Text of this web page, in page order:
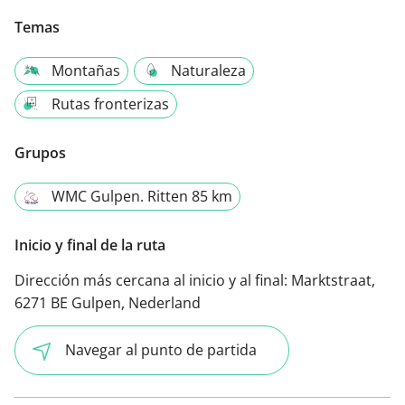
Temas
Montañas
Naturaleza
Rutas fronterizas
Grupos
WMC Gulpen. Ritten 85 km
Inicio y final de la ruta
Dirección más cercana al inicio y al final: Marktstraat,
6271 BE Gulpen, Nederland
Navegar al punto de partida